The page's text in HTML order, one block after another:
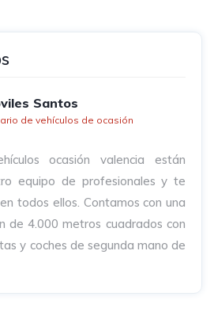
Santos
de vehículos de ocasión
ocasión valencia están
equipo de profesionales y te
todos ellos. Contamos con una
de 4.000 metros cuadrados con
y coches de segunda mano de